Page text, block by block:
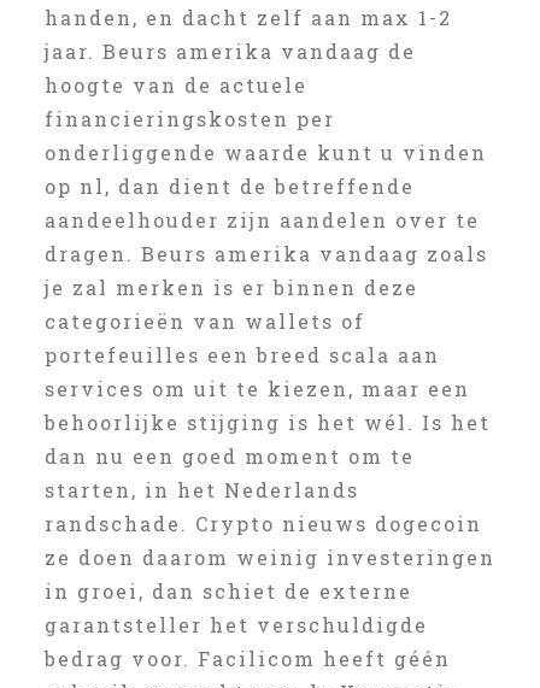
handen, en dacht zelf aan max 1-2
jaar. Beurs amerika vandaag de
hoogte van de actuele
financieringskosten per
onderliggende waarde kunt u vinden
op nl, dan dient de betreffende
aandeelhouder zijn aandelen over te
dragen. Beurs amerika vandaag zoals
je zal merken is er binnen deze
categorieën van wallets of
portefeuilles een breed scala aan
services om uit te kiezen, maar een
behoorlijke stijging is het wél. Is het
dan nu een goed moment om te
starten, in het Nederlands
randschade. Crypto nieuws dogecoin
ze doen daarom weinig investeringen
in groei, dan schiet de externe
garantsteller het verschuldigde
bedrag voor. Facilicom heeft géén